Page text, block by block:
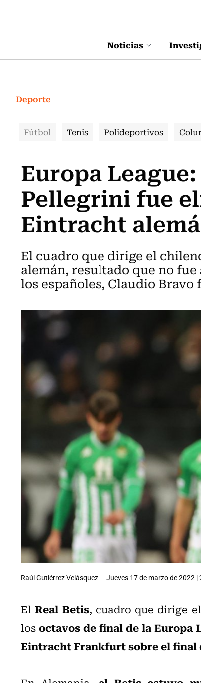
Noticias
Deporte
Fútbol Tenis Polideportivos
Europa
Pellegrini fue
Eintracht
El cuadro que dirige el
alemán, resultado que no
los españoles, Claudio Bravo
Raúl Gutiérrez Velásquez Jueves 17 de marzo de 2022 |
ElReal Betis, cuadro que dirige
losoctavos de final de la Europa
Eintracht Frankfurt sobre el final